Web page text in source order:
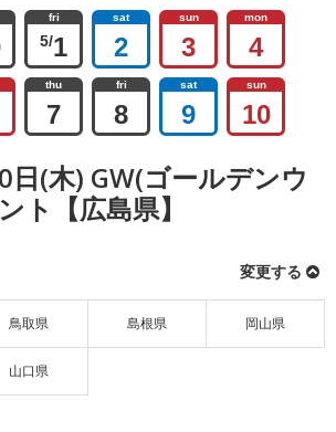
fri
5/1
sat
2
sun
3
mon
4
thu
7
fri
8
sat
9
sun
10
日(木) GW(ゴールデンウ
ト【広島県】
変更する
鳥取県 島根県 岡山県
山口県